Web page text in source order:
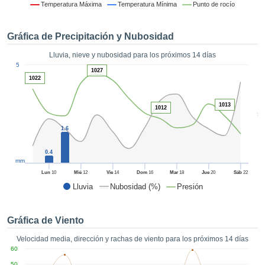
nuestra
sin coste.
de todas
así como
un perfil
para
ACEPTAR
CONTINUAR
CONFIGURACIÓN
Temperatura Máxima Temperatura Mínima Punto de rocío
Gráfica de Precipitación y Nubosidad
Lluvia, nieve y nubosidad para los próximos 14 días
Lluvia Nubosidad (%) Presión
50
Lun 10 Mié 12 Vie 14 Dom16 Mar18 Jue 20 Sáb22
5
mm
0.4
1.6
1022
1027
1012 1013
Gráfica de Viento
Velocidad media, dirección y rachas de viento para los próximos 14 días
60